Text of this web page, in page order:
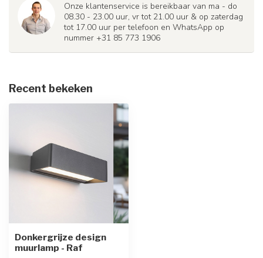
Onze klantenservice is bereikbaar van ma - do
08.30 - 23.00 uur, vr tot 21.00 uur & op zaterdag
tot 17.00 uur per telefoon en WhatsApp op
nummer +31 85 773 1906
Recent bekeken
Donkergrijze design
muurlamp - Raf